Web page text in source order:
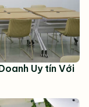
Uy tín Với